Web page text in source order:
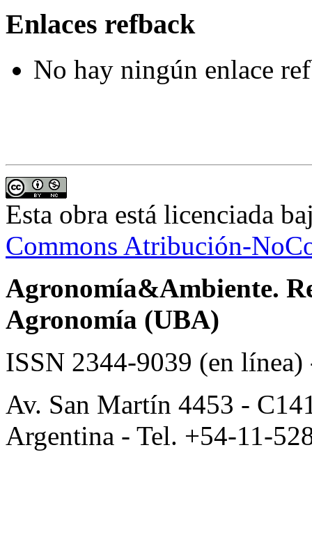
Enlaces refback
No hay ningún enlace
Esta obra está licenciada
Commons Atribución-
Agronomía&Ambiente.
Agronomía (UBA)
ISSN 2344-9039 (en
Av. San Martín 4453 -
Argentina - Tel. +54-11-